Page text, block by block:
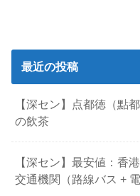
最近の投稿
【深セン】点都徳（點
の飲茶
【深セン】最安値：香
交通機関（路線バス +